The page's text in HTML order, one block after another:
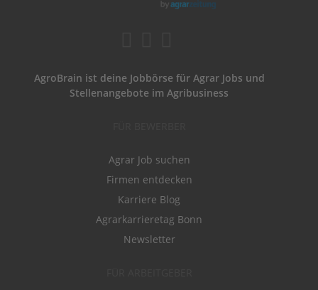
AgroBrain ist deine Jobbörse für Agrar Jobs und
Stellenangebote im Agribusiness
Agrar Job suchen
Firmen entdecken
Karriere Blog
Agrarkarrieretag Bonn
Newsletter